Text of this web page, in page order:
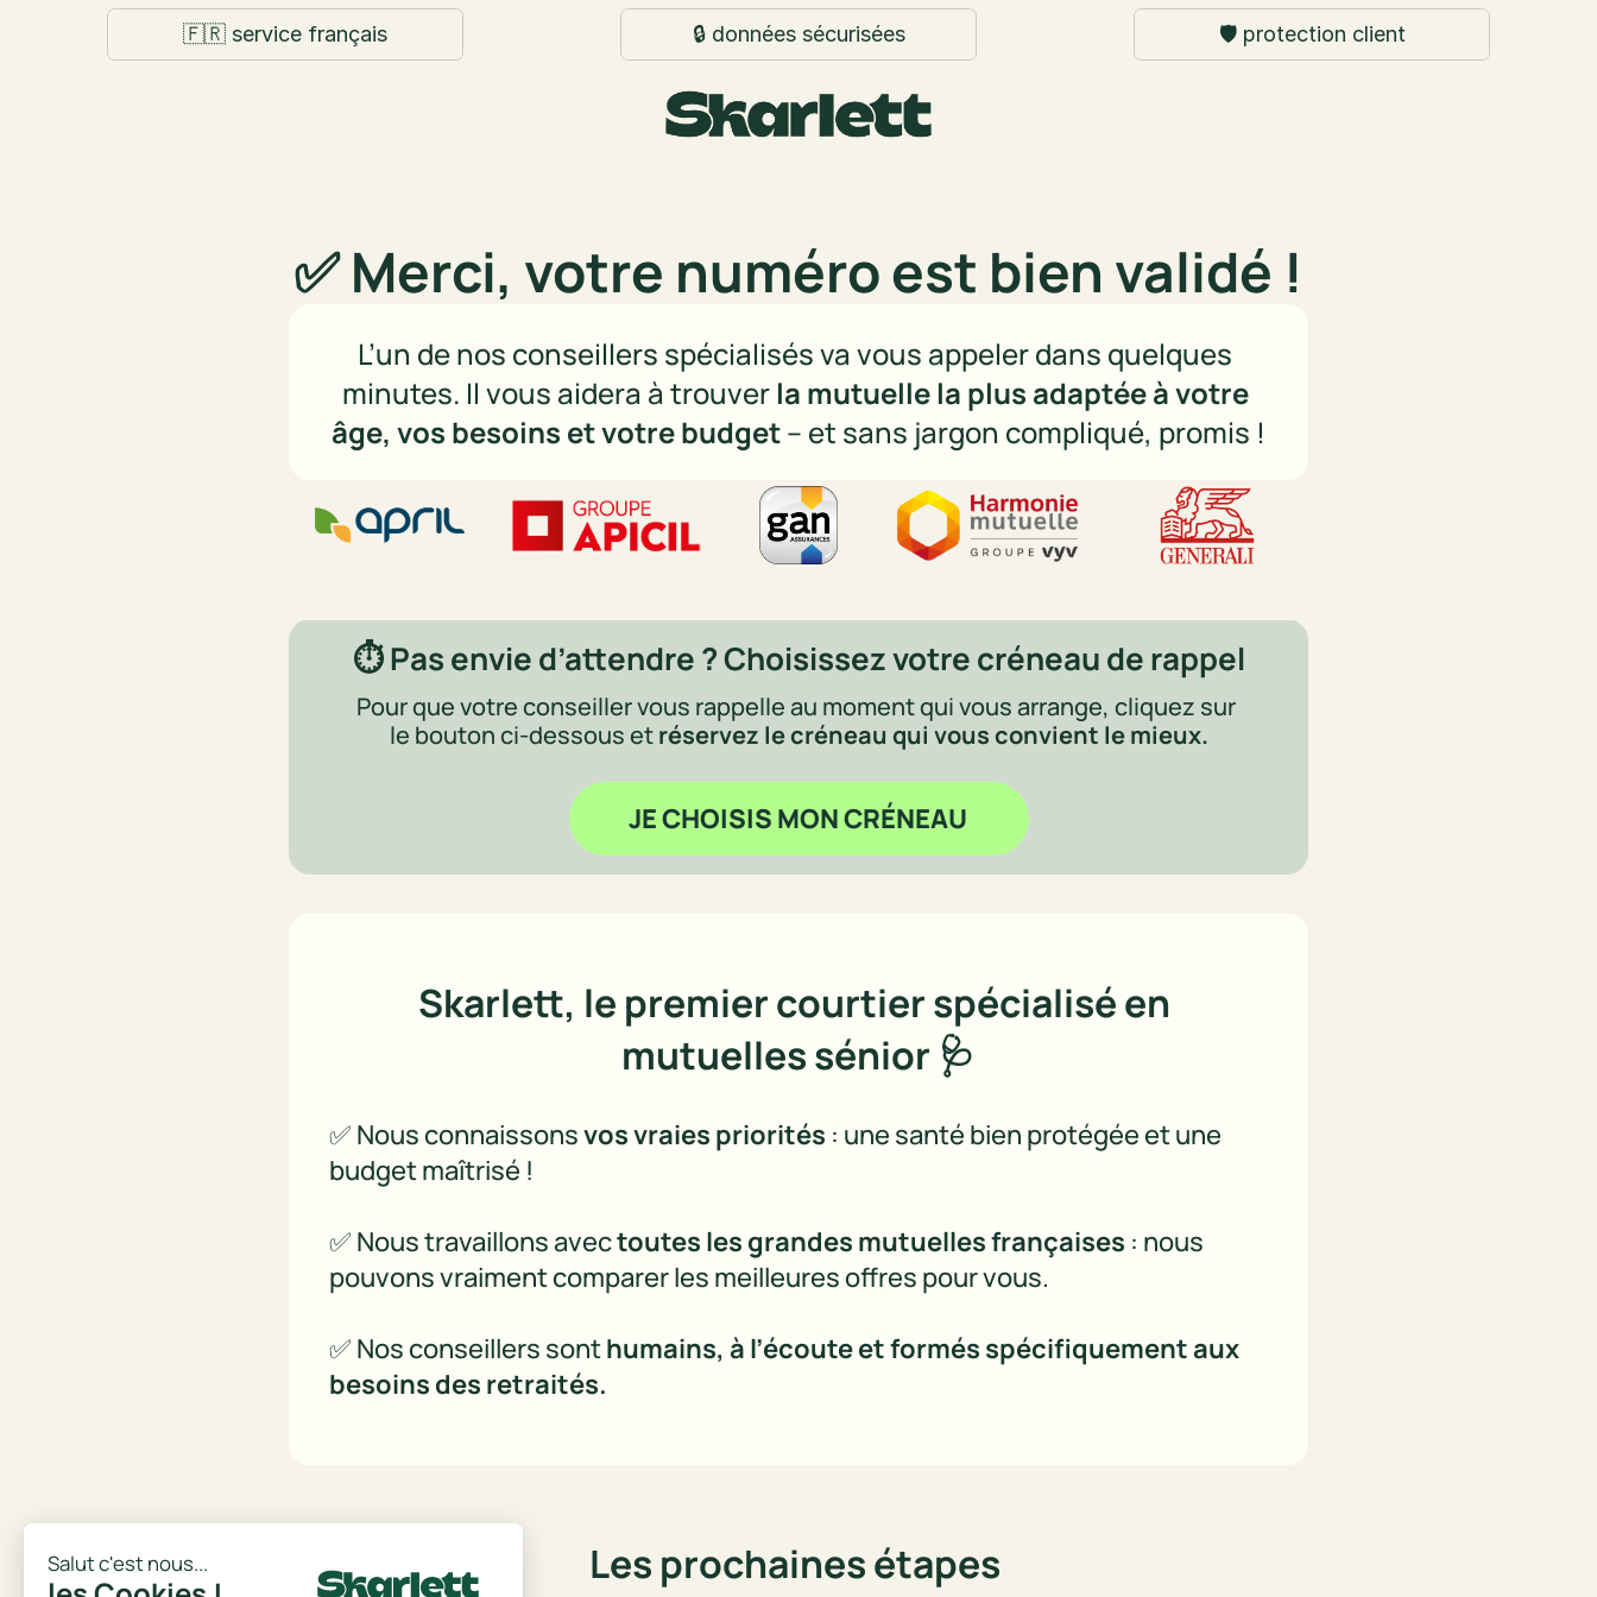
✅ Merci, votre numéro est bien validé !
L’un de nos conseillers spécialisés va vous appeler dans quelques
minutes. Il vous aidera à trouver la mutuelle la plus adaptée à votre
âge, vos besoins et votre budget – et sans jargon compliqué, promis !
Skarlett, le premier courtier spécialisé en
mutuelles sénior 🩺
✅ Nous connaissons vos vraies priorités : une santé bien protégée et une
budget maîtrisé !
✅ Nous travaillons avec toutes les grandes mutuelles françaises : nous
pouvons vraiment comparer les meilleures offres pour vous.
✅ Nos conseillers sont humains, à l’écoute et formés spécifiquement aux
besoins des retraités.
🇫🇷 service français 🔒 données sécurisées 🛡️ protection client
⏱️ Pas envie d’attendre ? Choisissez votre créneau de rappel
Pour que votre conseiller vous rappelle au moment qui vous arrange, cliquez sur
le bouton ci-dessous et réservez le créneau qui vous convient le mieux.
JE CHOISIS MON CRÉNEAU
Les prochaines étapes